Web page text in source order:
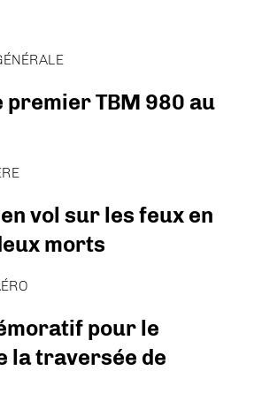
premier TBM 980 au
vol sur les feux en
morts
pour le
la traversée de